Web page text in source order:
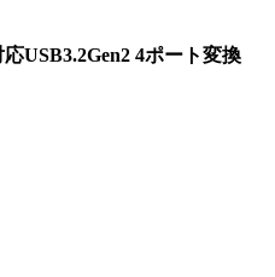
USB3.2Gen2 4ポート変換